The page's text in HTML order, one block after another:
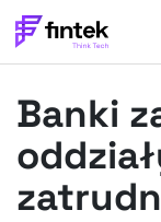
BANKOWOŚĆ
EVENTY
FELIETONY
WYWIADY
Banki